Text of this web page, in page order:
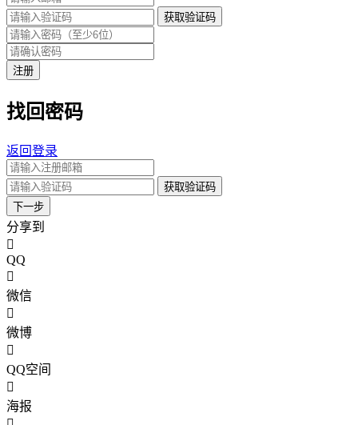
获取验证码
注册
找回密码
返回登录
获取验证码
下一步
分享到
QQ
微信
微博
QQ空间
海报